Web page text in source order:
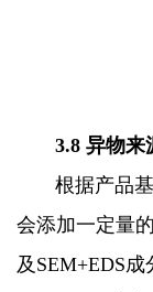
3.8 异物来
根据产品
会添加一定量
及SEM+EDS成